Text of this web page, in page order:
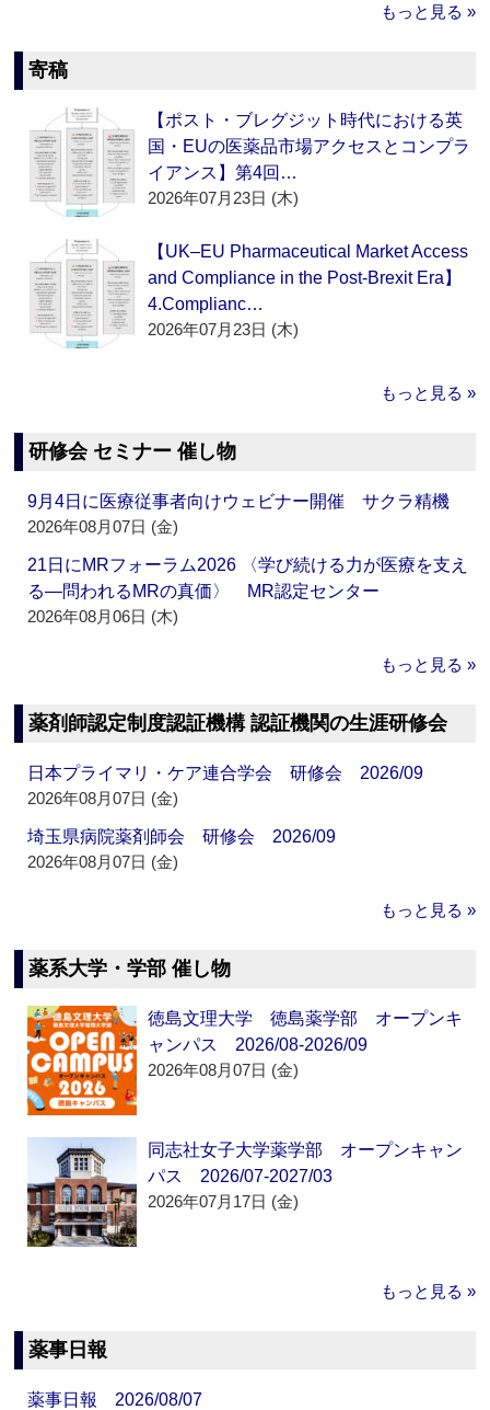
もっと見る »
寄稿
【ポスト・ブレグジット時代における英
国・EUの医薬品市場アクセスとコンプラ
イアンス】第4回…
2026年07月23日 (木)
【UK–EU Pharmaceutical Market Access
and Compliance in the Post-Brexit Era】
4.Complianc…
2026年07月23日 (木)
もっと見る »
研修会 セミナー 催し物
9月4日に医療従事者向けウェビナー開催 サクラ精機
2026年08月07日 (金)
21日にMRフォーラム2026 〈学び続ける力が医療を支え
る―問われるMRの真価〉 MR認定センター
2026年08月06日 (木)
もっと見る »
薬剤師認定制度認証機構 認証機関の生涯研修会
日本プライマリ・ケア連合学会 研修会 2026/09
2026年08月07日 (金)
埼玉県病院薬剤師会 研修会 2026/09
2026年08月07日 (金)
もっと見る »
薬系大学・学部 催し物
徳島文理大学 徳島薬学部 オープンキ
ャンパス 2026/08-2026/09
2026年08月07日 (金)
同志社女子大学薬学部 オープンキャン
パス 2026/07-2027/03
2026年07月17日 (金)
もっと見る »
薬事日報
薬事日報 2026/08/07